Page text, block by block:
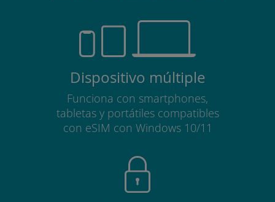
Dispositivo múltiple
Funciona con smartphones,
tabletas y portátiles compatibles
con eSIM con Windows 10/11